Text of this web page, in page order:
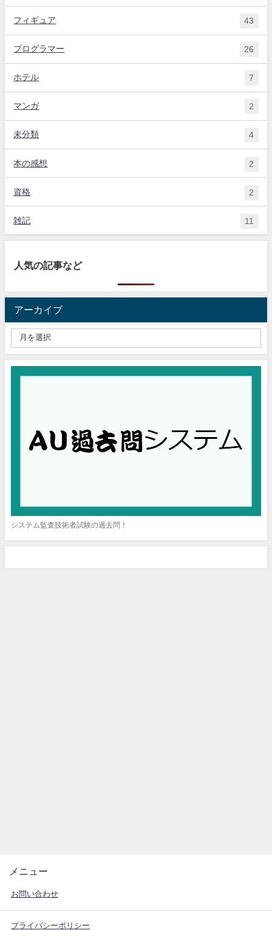
フィギュア 43
プログラマー 26
ホテル 7
マンガ 2
未分類 4
本の感想 2
資格 2
雑記 11
人気の記事など
アーカイブ
システム監査技術者試験の過去問！
メニュー
お問い合わせ
プライバシーポリシー